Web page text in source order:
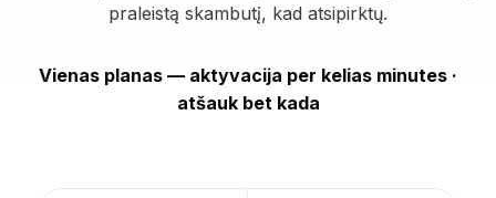
praleistą skambutį, kad atsipirktų.
Vienas planas — aktyvacija per kelias minutes ·
atšauk bet kada